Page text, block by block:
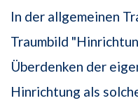
In der allgemeinen
Traumbild
Überdenken der
Hinrichtung als